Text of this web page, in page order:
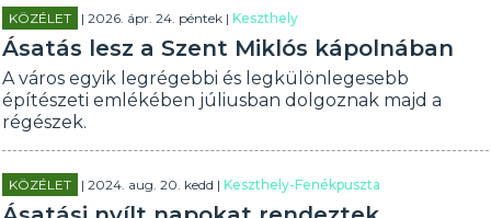
KÖZÉLET | 2026. ápr. 24. péntek |Keszthely
Ásatás lesz a Szent Miklós kápolnában
A város egyik legrégebbi és legkülönlegesebb
építészeti emlékében júliusban dolgoznak majd a
régészek.
KÖZÉLET | 2024. aug. 20. kedd |Keszthely-Fenékpuszta